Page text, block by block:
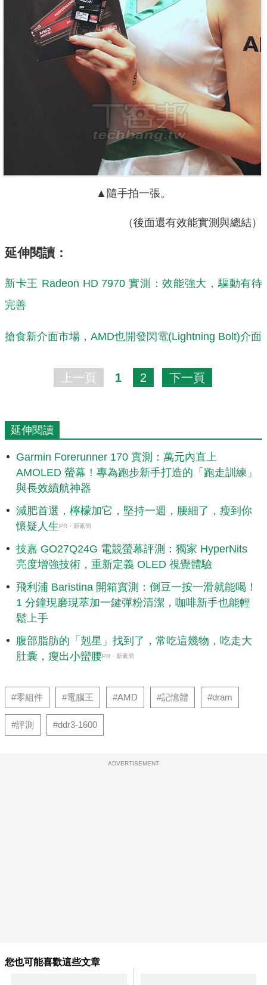
▲隨手拍一張。
（後面還有效能實測與總結）
延伸閱讀：
新卡王 Radeon HD 7970 實測：效能強大，驅動有待
完善
搶食新介面市場，AMD也開發閃電(Lightning Bolt)介面
上一頁 1 2 下一頁
延伸閱讀
Garmin Forerunner 170 實測：萬元內直上
AMOLED 螢幕！專為跑步新手打造的「跑走訓練」
與長效續航神器
減肥首選，檸檬加它，堅持一週，腰細了，瘦到你
懷疑人生 PR・新素簡
技嘉 GO27Q24G 電競螢幕評測：獨家 HyperNits
亮度增強技術，重新定義 OLED 視覺體驗
飛利浦 Baristina 開箱實測：倒豆一按一滑就能喝！
1 分鐘現磨現萃加一鍵彈粉清潔，咖啡新手也能輕
鬆上手
腹部脂肪的「剋星」找到了，常吃這幾物，吃走大
肚囊，瘦出小蠻腰PR・新素簡
#零組件 #電腦王 #AMD #記憶體 #dram
#評測 #ddr3-1600
ADVERTISEMENT
您也可能喜歡這些文章